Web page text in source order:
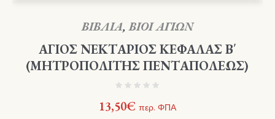
ΒΙΒΛΙΑ,ΒΙΟΙ ΑΓΙΩΝ
ΑΓΙΟΣ ΝΕΚΤΑΡΙΟΣ ΚΕΦΑΛΑΣ Β΄
(ΜΗΤΡΟΠΟΛΙΤΗΣ ΠΕΝΤΑΠΟΛΕΩΣ)
13,50€ περ. ΦΠΑ